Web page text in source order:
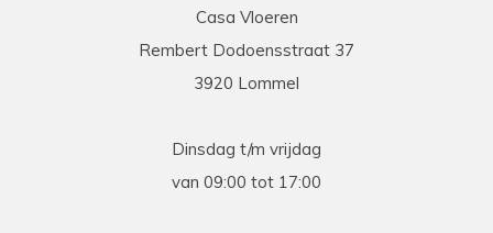
Prima geholpen bij zowel de keuze als plaatsing
Casa Vloeren
Rembert Dodoensstraat 37
3920 Lommel
Dinsdag t/m vrijdag
van 09:00 tot 17:00